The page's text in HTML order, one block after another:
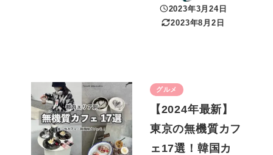
投稿日
2023年3月24日
更新日
2023年8月2日
グルメ
【2024年最新】
東京の無機質カフ
ェ17選！韓国カ